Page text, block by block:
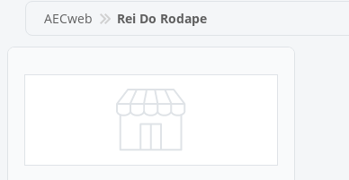
AECweb Rei Do Rodape